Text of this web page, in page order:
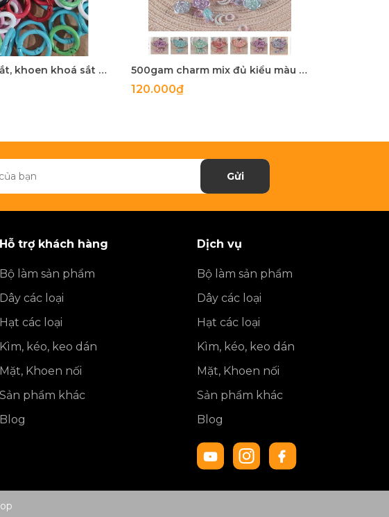
5-100 còng sắt, khoen khoá sắt mix màu 20mm, 25mm, 28mm 500gam charm mix đủ kiểu màu ngọc trai, hạt charm mix đủ kiểu
120.000₫
Gửi
Hỗ trợ khách hàng
Bộ làm sản phẩm
Dây các loại
Hạt các loại
Kìm, kéo, keo dán
Mặt, Khoen nối
Sản phẩm khác
Blog
Dịch vụ
Bộ làm sản phẩm
Dây các loại
Hạt các loại
Kìm, kéo, keo dán
Mặt, Khoen nối
Sản phẩm khác
Blog